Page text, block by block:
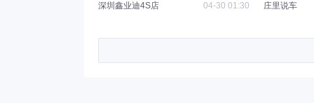
深圳鑫业迪4S店 04-30 01:30 庄里说车